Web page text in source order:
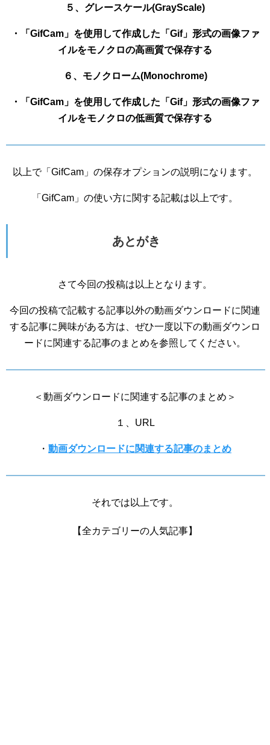
５、グレースケール(GrayScale)
・「GifCam」を使用して作成した「Gif」形式の画像ファ
イルをモノクロの高画質で保存する
６、モノクローム(Monochrome)
・「GifCam」を使用して作成した「Gif」形式の画像ファ
イルをモノクロの低画質で保存する
以上で「GifCam」の保存オプションの説明になります。
「GifCam」の使い方に関する記載は以上です。
あとがき
さて今回の投稿は以上となります。
今回の投稿で記載する記事以外の動画ダウンロードに関連
する記事に興味がある方は、ぜひ一度以下の動画ダウンロ
ードに関連する記事のまとめを参照してください。
＜動画ダウンロードに関連する記事のまとめ＞
１、URL
・ 動画ダウンロードに関連する記事のまとめ
それでは以上です。
【全カテゴリーの人気記事】